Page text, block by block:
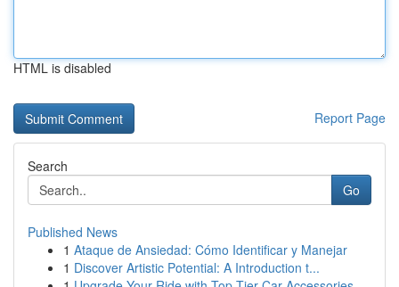
HTML is disabled
Report Page
Search
Go
Published News
1 Ataque de Ansiedad: Cómo Identificar y Manejar
1 Discover Artistic Potential: A Introduction t...